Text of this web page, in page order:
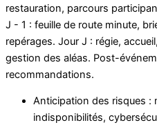
restauration, parcours
J - 1 : feuille de route minute,
repérages. Jour J : régie,
gestion des aléas. Post-
recommandations.
Anticipation des risques :
indisponibilités,